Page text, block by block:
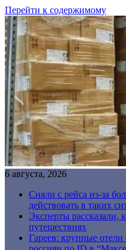
Перейти к содержимому
6 августа, 2026
Сняли с рейса из-за
действовать в таких
Эксперты рассказали,
путешествиях
Гареев: крупные отели